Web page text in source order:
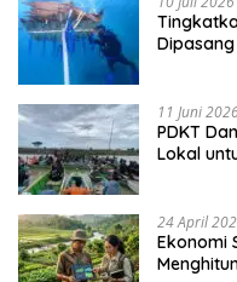
11 Juni
PDKT
Lokal
24 April
Ekonomi